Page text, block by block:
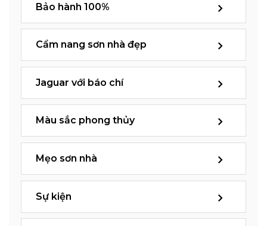
Bảo hành 100%
Cẩm nang sơn nhà đẹp
Jaguar với báo chí
Màu sắc phong thủy
Mẹo sơn nhà
Sự kiện